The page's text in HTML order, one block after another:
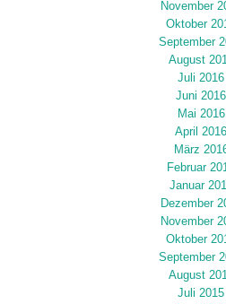
November
Oktober
September
August
Juli 2016
Juni 2016
Mai 2016
April 2016
März
Februar
Januar
Dezember
November
Oktober
September
August
Juli 2015